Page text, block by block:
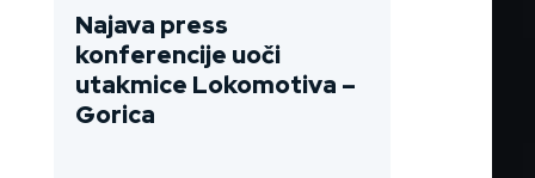
Najava press
konferencije uoči
utakmice Lokomotiva –
Gorica